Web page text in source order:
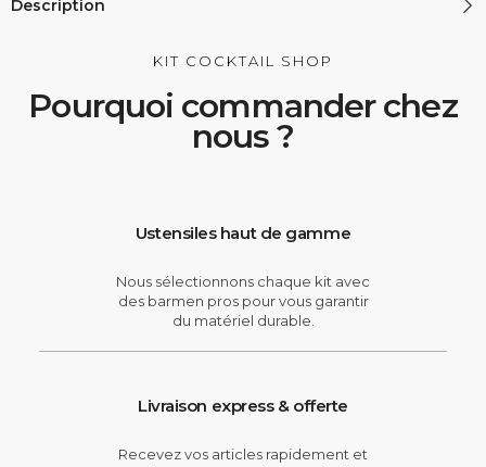
Description
KIT COCKTAIL SHOP
Pourquoi commander chez
nous ?
Ustensiles haut de gamme
Nous sélectionnons chaque kit avec
des barmen pros pour vous garantir
du matériel durable.
Livraison express & offerte
Recevez vos articles rapidement et